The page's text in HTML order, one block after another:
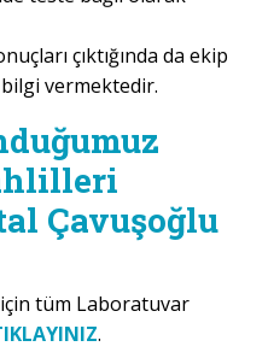
çıktığında da ekip
bilgi vermektedir.
Çavuşoğlu
tüm Laboratuvar
.